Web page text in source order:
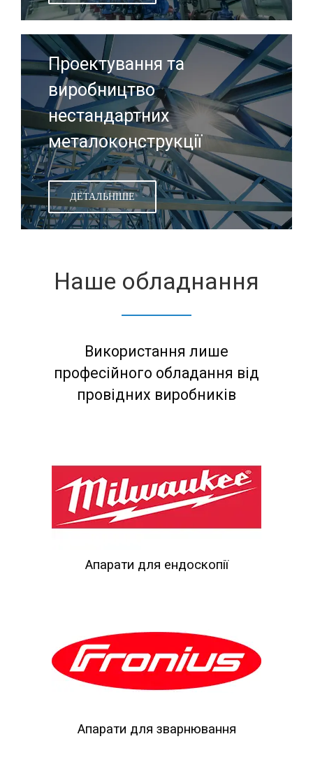
Проектування та
виробництво
нестандартних
металоконструкції
ДЕТАЛЬНІШЕ
Наше обладнання
Використання лише
професійного обладання від
провідних виробників
Апарати для ендоскопії
Апарати для зварнювання